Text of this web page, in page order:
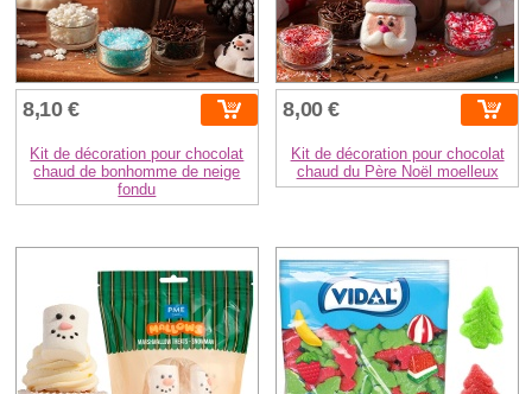
8,10 €
Kit de décoration pour chocolat
chaud de bonhomme de neige
fondu
8,00 €
Kit de décoration pour chocolat
chaud du Père Noël moelleux